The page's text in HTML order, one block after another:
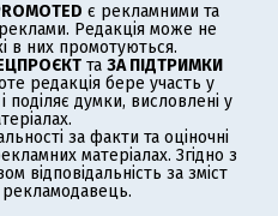
є рекламними та
Редакція може не
в них промотуються.
та ЗА ПІДТРИМКИ
редакція бере участь у
поділяє думки, висловлені у
за факти та оціночні
матеріалах. Згідно з
відповідальність за зміст